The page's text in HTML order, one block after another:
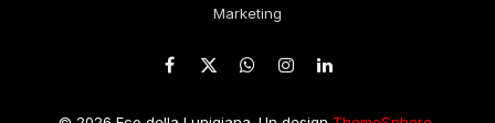
Marketing
Facebook
X
WhatsApp
Instagram
LinkedIn